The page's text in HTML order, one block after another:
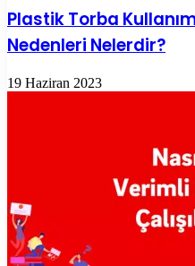
Plastik Torba
Nedenleri Nelerdir?
19 Haziran 2023